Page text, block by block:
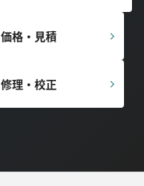
価格・見積
修理・校正